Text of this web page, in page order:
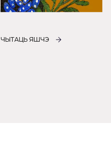
ЧЫТАЦЬ ЯШЧЭ